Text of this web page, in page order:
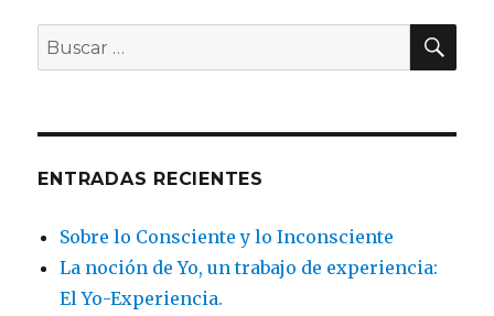
Buscar
por:
ENTRADAS RECIENTES
Sobre lo Consciente y lo Inconsciente
La noción de Yo, un trabajo de experiencia:
El Yo-Experiencia.